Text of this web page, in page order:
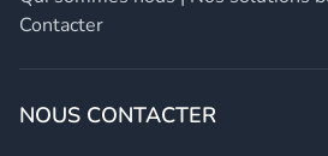
Contacter
NOUS CONTACTER